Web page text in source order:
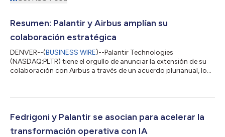
Resumen: Palantir y Airbus amplían su
colaboración estratégica
DENVER--(BUSINESS WIRE)--Palantir Technologies
(NASDAQ:PLTR) tiene el orgullo de anunciar la extensión de su
colaboración con Airbus a través de un acuerdo plurianual, lo
de este contrato renovado, Airbus seguirá utilizando Skywise, la
plataforma Skywise mejora los diseños de aeronaves y equipos
para hacer posible una...
Fedrigoni y Palantir se asocian para acelerar la
transformación operativa con IA